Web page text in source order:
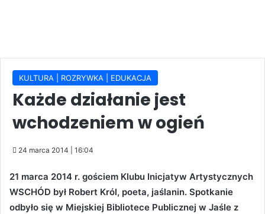
KULTURA | ROZRYWKA | EDUKACJA
Każde działanie jest
wchodzeniem w ogień
24 marca 2014 | 16:04
21 marca 2014 r. gościem Klubu Inicjatyw Artystycznych
WSCHÓD był Robert Król, poeta, jaślanin. Spotkanie
odbyło się w Miejskiej Bibliotece Publicznej w Jaśle z